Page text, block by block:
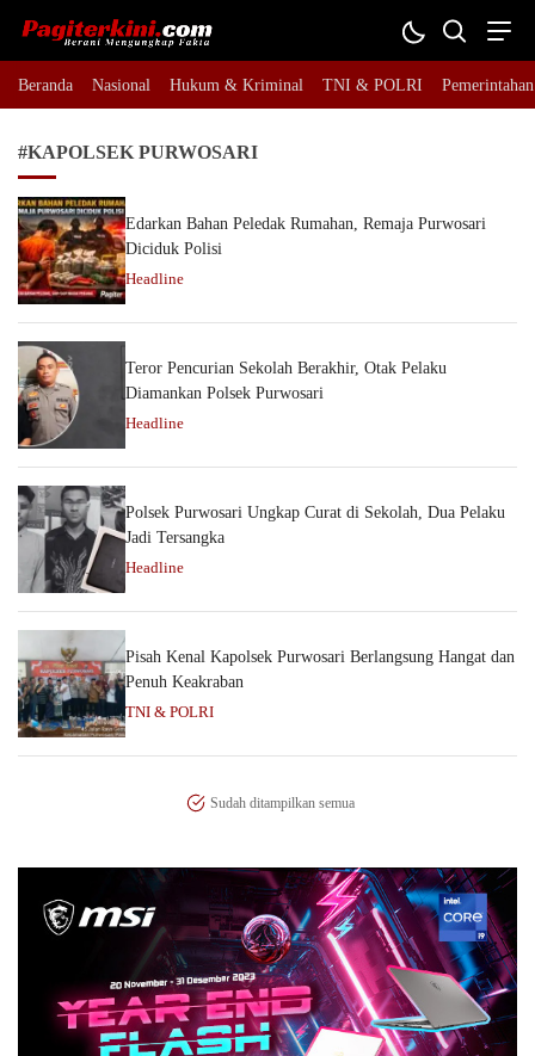
Pagiterkini.com
Berani Mengungkap Fakta
Beranda Nasional Hukum & Kriminal TNI & POLRI Pemerintahan
#KAPOLSEK PURWOSARI
Edarkan Bahan Peledak Rumahan, Remaja Purwosari
Diciduk Polisi
Headline
Teror Pencurian Sekolah Berakhir, Otak Pelaku
Diamankan Polsek Purwosari
Headline
Polsek Purwosari Ungkap Curat di Sekolah, Dua Pelaku
Jadi Tersangka
Headline
Pisah Kenal Kapolsek Purwosari Berlangsung Hangat dan
Penuh Keakraban
TNI & POLRI
Sudah ditampilkan semua